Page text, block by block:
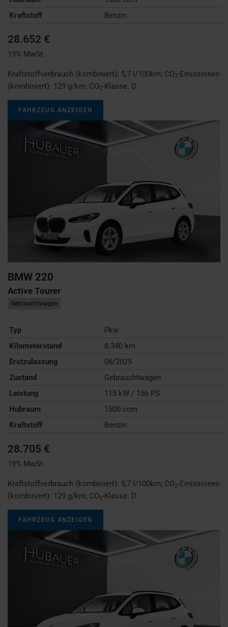
Kraftstoff
Benzin
28.652 €
19% MwSt.
Kraftstoffverbrauch (kombiniert): 5,7 l/100km; CO2-Emissionen
(kombiniert): 129 g/km; CO2-Klasse: D
FAHRZEUG ANZEIGEN
BMW 220
Active Tourer
Gebrauchtwagen
Typ
Pkw
Kilometerstand
8.340 km
Erstzulassung
06/2025
Zustand
Gebrauchtwagen
Leistung
115 kW / 156 PS
Hubraum
1500 ccm
Kraftstoff
Benzin
28.705 €
19% MwSt.
Kraftstoffverbrauch (kombiniert): 5,7 l/100km; CO2-Emissionen
(kombiniert): 129 g/km; CO2-Klasse: D
FAHRZEUG ANZEIGEN